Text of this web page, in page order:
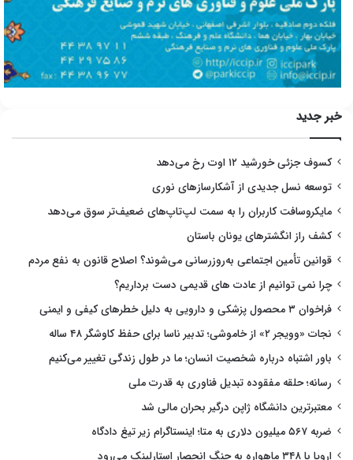
خبر جدید
کسوف جزئی خورشید ۱۲ اوت رخ می‌دهد
توسعه نسل جدیدی از آشکارسازهای نوری
مایکروسافت کاربران را به سمت لپ‌تاپ‌های ضعیف‌تر سوق می‌دهد
کشف راز انگشترهای یونان باستان
قوانین تأمین اجتماعی به‌روزرسانی می‌شوند؟ اصلاح قانون به نفع مردم
چرا نمی توانیم از عادت های قدیمی دست برداریم؟
فراخوان ۳ محصول پزشکی و دارویی به دلیل خطرهای کیفی و ایمنی
نجات «وویجر ۲» از خاموشی؛ تدبیر ناسا برای حفظ کاوشگر ۴۸ ساله
باور اشتباه درباره شخصیت انسان؛ ما در طول زندگی تغییر می‌کنیم
رسانه؛ حلقه مفقوده تبدیل فناوری به قدرت ملی
معتبرترین دانشگاه ژاپن درگیر بحران مالی شد
ضربه ۵۶۷ میلیون دلاری به متا؛ اینستاگرام زیر تیغ دادگاه
اروپا با ۳۴۸ ماهواره به جنگ انحصار استارلینک می‌رود